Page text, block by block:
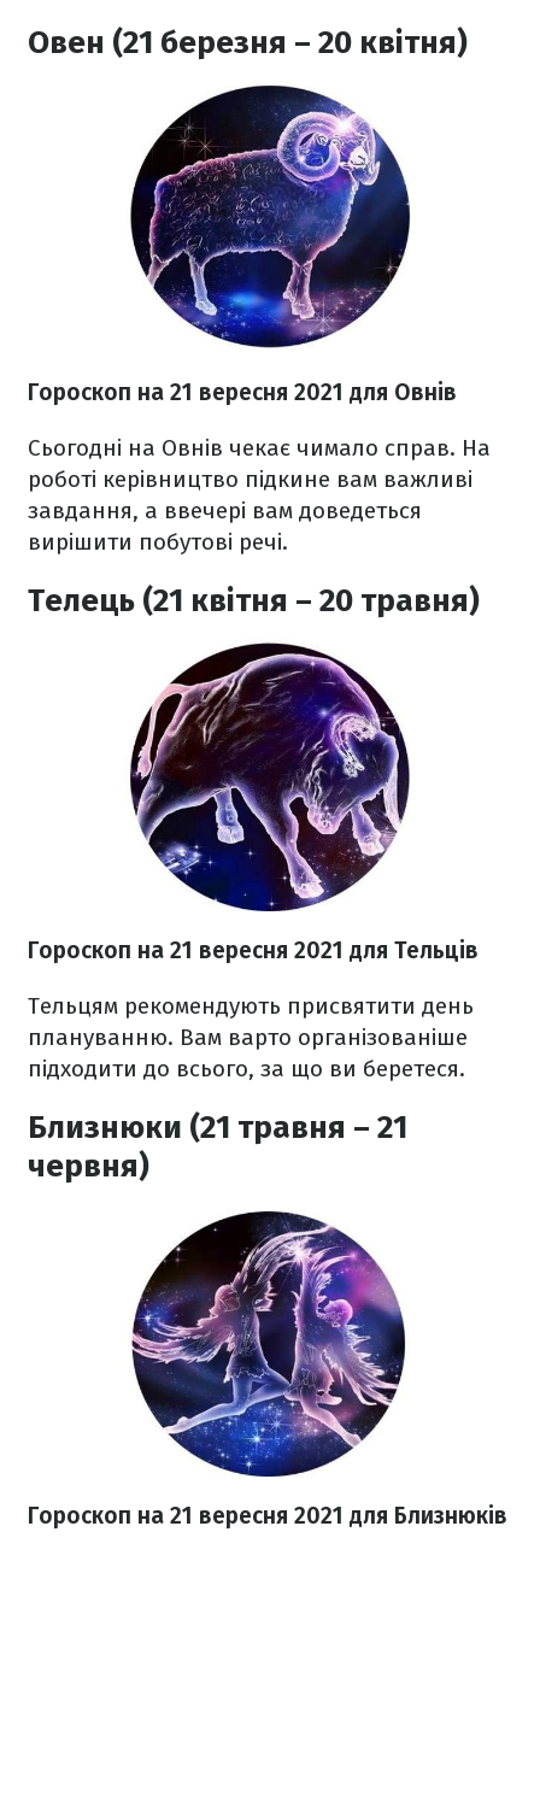
Овен (21 березня – 20 квітня)
Гороскоп на 21 вересня 2021 для Овнів
Сьогодні на Овнів чекає чимало справ. На
роботі керівництво підкине вам важливі
завдання, а ввечері вам доведеться
вирішити побутові речі.
Телець (21 квітня – 20 травня)
Гороскоп на 21 вересня 2021 для Тельців
Тельцям рекомендують присвятити день
плануванню. Вам варто організованіше
підходити до всього, за що ви беретеся.
Близнюки (21 травня – 21
червня)
Гороскоп на 21 вересня 2021 для Близнюків